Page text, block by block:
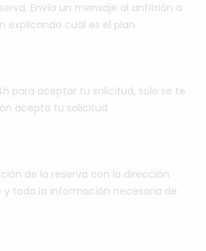
Envía un mensaje al anfitrión a
explicando cuál es el plan.
para aceptar tu solicitud, solo se te
acepta tu solicitud.
de la reserva con la dirección
y toda la información necesaria de